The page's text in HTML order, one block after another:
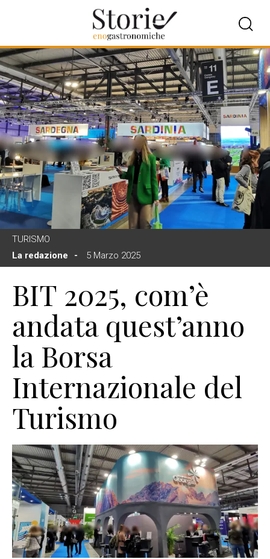
TURISMO
La redazione
5 Marzo 2025
BIT 2025, com’è
andata quest’anno
la Borsa
Internazionale del
Turismo